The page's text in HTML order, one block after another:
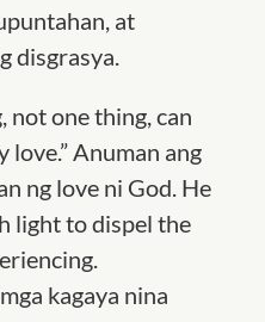
at
disgrasya.
not one thing, can
Anuman ang
ng love ni God. He
light to dispel the
kagaya nina